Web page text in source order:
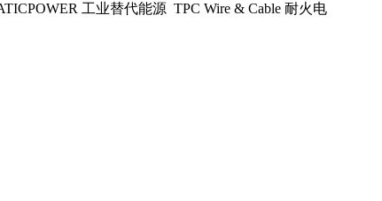
工业替代能源 TPC Wire & Cable 耐火电